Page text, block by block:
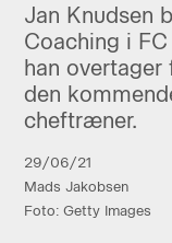
Jan Knudsen
Coaching i
han overtager
den
cheftræner.
29/06/21
Mads Jakobsen
Foto: Getty Images